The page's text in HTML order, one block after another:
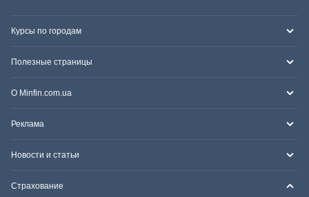
Курсы по городам
Полезные страницы
О Minfin.com.ua
Реклама
Новости и статьи
Страхование